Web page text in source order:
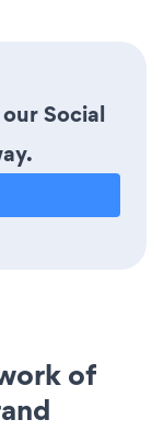
Social
of